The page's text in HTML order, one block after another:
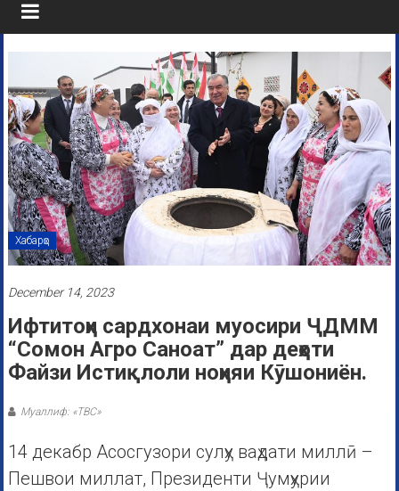
Хабарҳо
December 14, 2023
Ифтитоҳи сардхонаи муосири ҶДММ
“Сомон Агро Саноат” дар деҳоти
Файзи Истиқлоли ноҳияи Кӯшониён.
Муаллиф: «ТВС»
14 декабр Асосгузори сулҳу ваҳдати миллӣ –
Пешвои миллат, Президенти Ҷумҳурии